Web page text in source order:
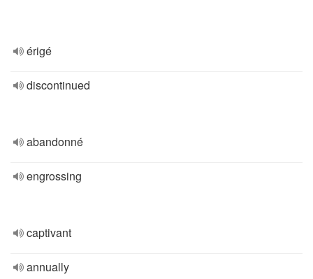
érigé
discontinued
abandonné
engrossing
captivant
annually